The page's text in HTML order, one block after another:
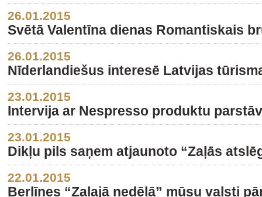
26.01.2015
Svētā Valentīna dienas Romantiskais
26.01.2015
Nīderlandiešus interesē Latvijas
23.01.2015
Intervija ar Nespresso produktu
23.01.2015
Dikļu pils saņem atjaunoto “Zaļās
22.01.2015
Berlīnes “Zaļajā nedēļā” mūsu valsti